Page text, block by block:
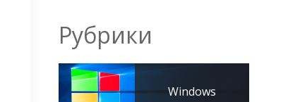
Рубрики
Windows